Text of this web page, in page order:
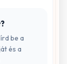
be a
és a